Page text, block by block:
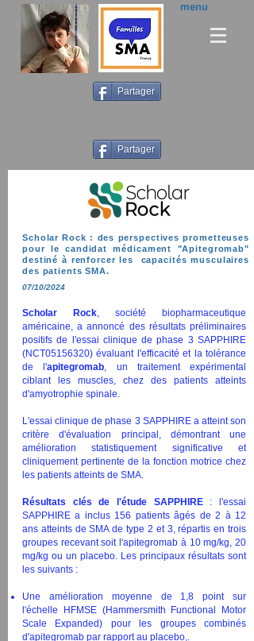
menu
Partager
Partager
Scholar Rock : des perspectives prometteuses
pour le candidat médicament "Apitegromab"
destiné à renforcer les capacités musculaires
des patients SMA.
07/10/2024
Scholar Rock, société biopharmaceutique
américaine, a annoncé des résultats préliminaires
positifs de l'essai clinique de phase 3 SAPPHIRE
(NCT05156320) évaluant l'efficacité et la tolérance
de l'apitegromab, un traitement expérimental
ciblant les muscles, chez des patients atteints
d'amyotrophie spinale.
L'essai clinique de phase 3 SAPPHIRE a atteint son
critère d'évaluation principal, démontrant une
amélioration statistiquement significative et
cliniquement pertinente de la fonction motrice chez
les patients atteints de SMA.
Résultats clés de l'étude SAPPHIRE : l'essai
SAPPHIRE a inclus 156 patients âgés de 2 à 12
ans atteints de SMA de type 2 et 3, répartis en trois
groupes recevant soit l'apitegromab à 10 mg/kg, 20
mg/kg ou un placebo. Les principaux résultats sont
les suivants :
Une amélioration moyenne de 1,8 point sur
l'échelle HFMSE (Hammersmith Functional Motor
Scale Expanded) pour les groupes combinés
d'apitegromab par rapport au placebo,.